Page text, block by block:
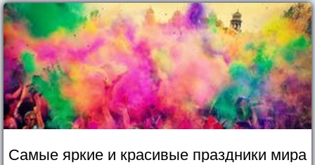
Самые яркие и красивые праздники мира